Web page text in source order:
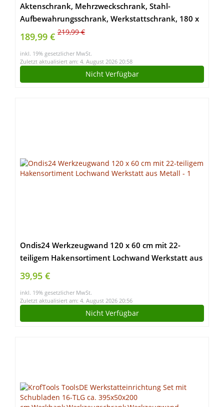
Aktenschrank, Mehrzweckschrank, Stahl-
Aufbewahrungsschrank, Werkstattschrank, 180 x
80 x 40 cm, Schwarz
189,99 € 219,99 €
inkl. 19% gesetzlicher MwSt.
Zuletzt aktualisiert am: 4. August 2026 20:58
Nicht Verfügbar
Ondis24 Werkzeugwand 120 x 60 cm mit 22-
teiligem Hakensortiment Lochwand Werkstatt aus
Metall
39,95 €
inkl. 19% gesetzlicher MwSt.
Zuletzt aktualisiert am: 4. August 2026 20:56
Nicht Verfügbar